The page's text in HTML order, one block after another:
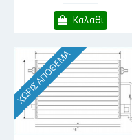
Καλαθι
ΧΩΡΊΣ ΑΠΌΘΕΜΑ